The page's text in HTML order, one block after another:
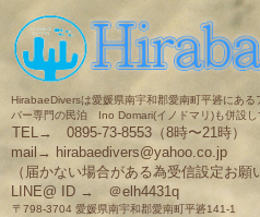
HirabaeDiversは愛媛県南宇和郡愛南町平碆にあ
バー専門の民泊 Ino Domari(イノドマリ)も併設し
TEL→ 0895-73-8553（8時〜21時）
mail→ hirabaedivers@yahoo.co.jp
（届かない場合がある為受信設定お願
LINE@ ID → ＠elh4431q
〒798-3704 愛媛県南宇和郡愛南町平碆141-1